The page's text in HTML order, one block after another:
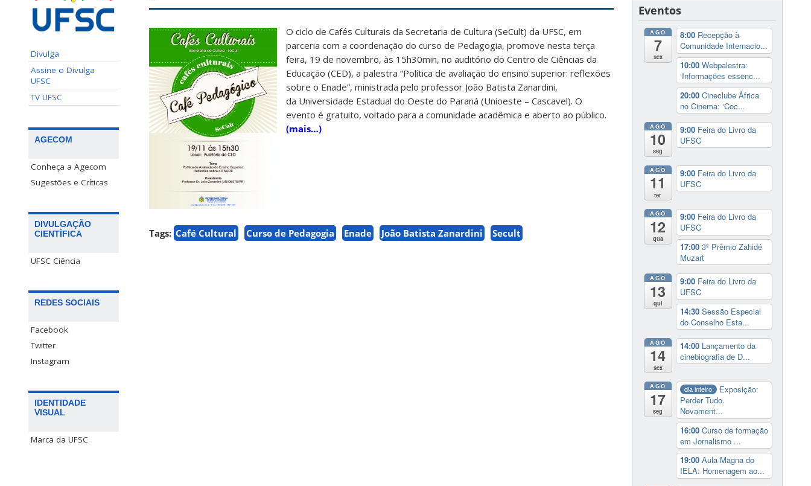
Divulga
Assine o Divulga
UFSC
TV UFSC
AGECOM
Conheça a Agecom
Sugestões e Críticas
DIVULGAÇÃO
CIENTÍFICA
UFSC Ciência
REDES SOCIAIS
Facebook
Twitter
Instagram
IDENTIDADE
VISUAL
Marca da UFSC
O ciclo de Cafés Culturais da Secretaria de Cultura (SeCult) da UFSC, em
parceria com a coordenação do curso de Pedagogia, promove nesta terça
feira, 19 de novembro, às 15h30min, no auditório do Centro de Ciências da
Educação (CED), a palestra “Política de avaliação do ensino superior: reflexões
sobre o Enade”, ministrada pelo professor João Batista Zanardini,
da Universidade Estadual do Oeste do Paraná (Unioeste – Cascavel). O
evento é gratuito, voltado para a comunidade acadêmica e aberto ao público.
(mais…)
Tags: Café Cultural Curso de Pedagogia Enade João Batista Zanardini Secult
Eventos
AGO
7
sex
8:00 Recepção à
Comunidade Internacio...
10:00 Webpalestra:
‘Informações essenc...
20:00 Cineclube África
no Cinema: ‘Coc...
AGO
10
seg
9:00 Feira do Livro da
UFSC
AGO
11
ter
9:00 Feira do Livro da
UFSC
AGO
12
qua
9:00 Feira do Livro da
UFSC
17:00 3º Prêmio Zahidé
Muzart
AGO
13
qui
9:00 Feira do Livro da
UFSC
14:30 Sessão Especial
do Conselho Esta...
AGO
14
sex
14:00 Lançamento da
cinebiografia de D...
AGO
17
seg
dia inteiro
Exposição:
Perder Tudo.
Novament...
16:00 Curso de formação
em Jornalismo ...
19:00 Aula Magna do
IELA: Homenagem ao...